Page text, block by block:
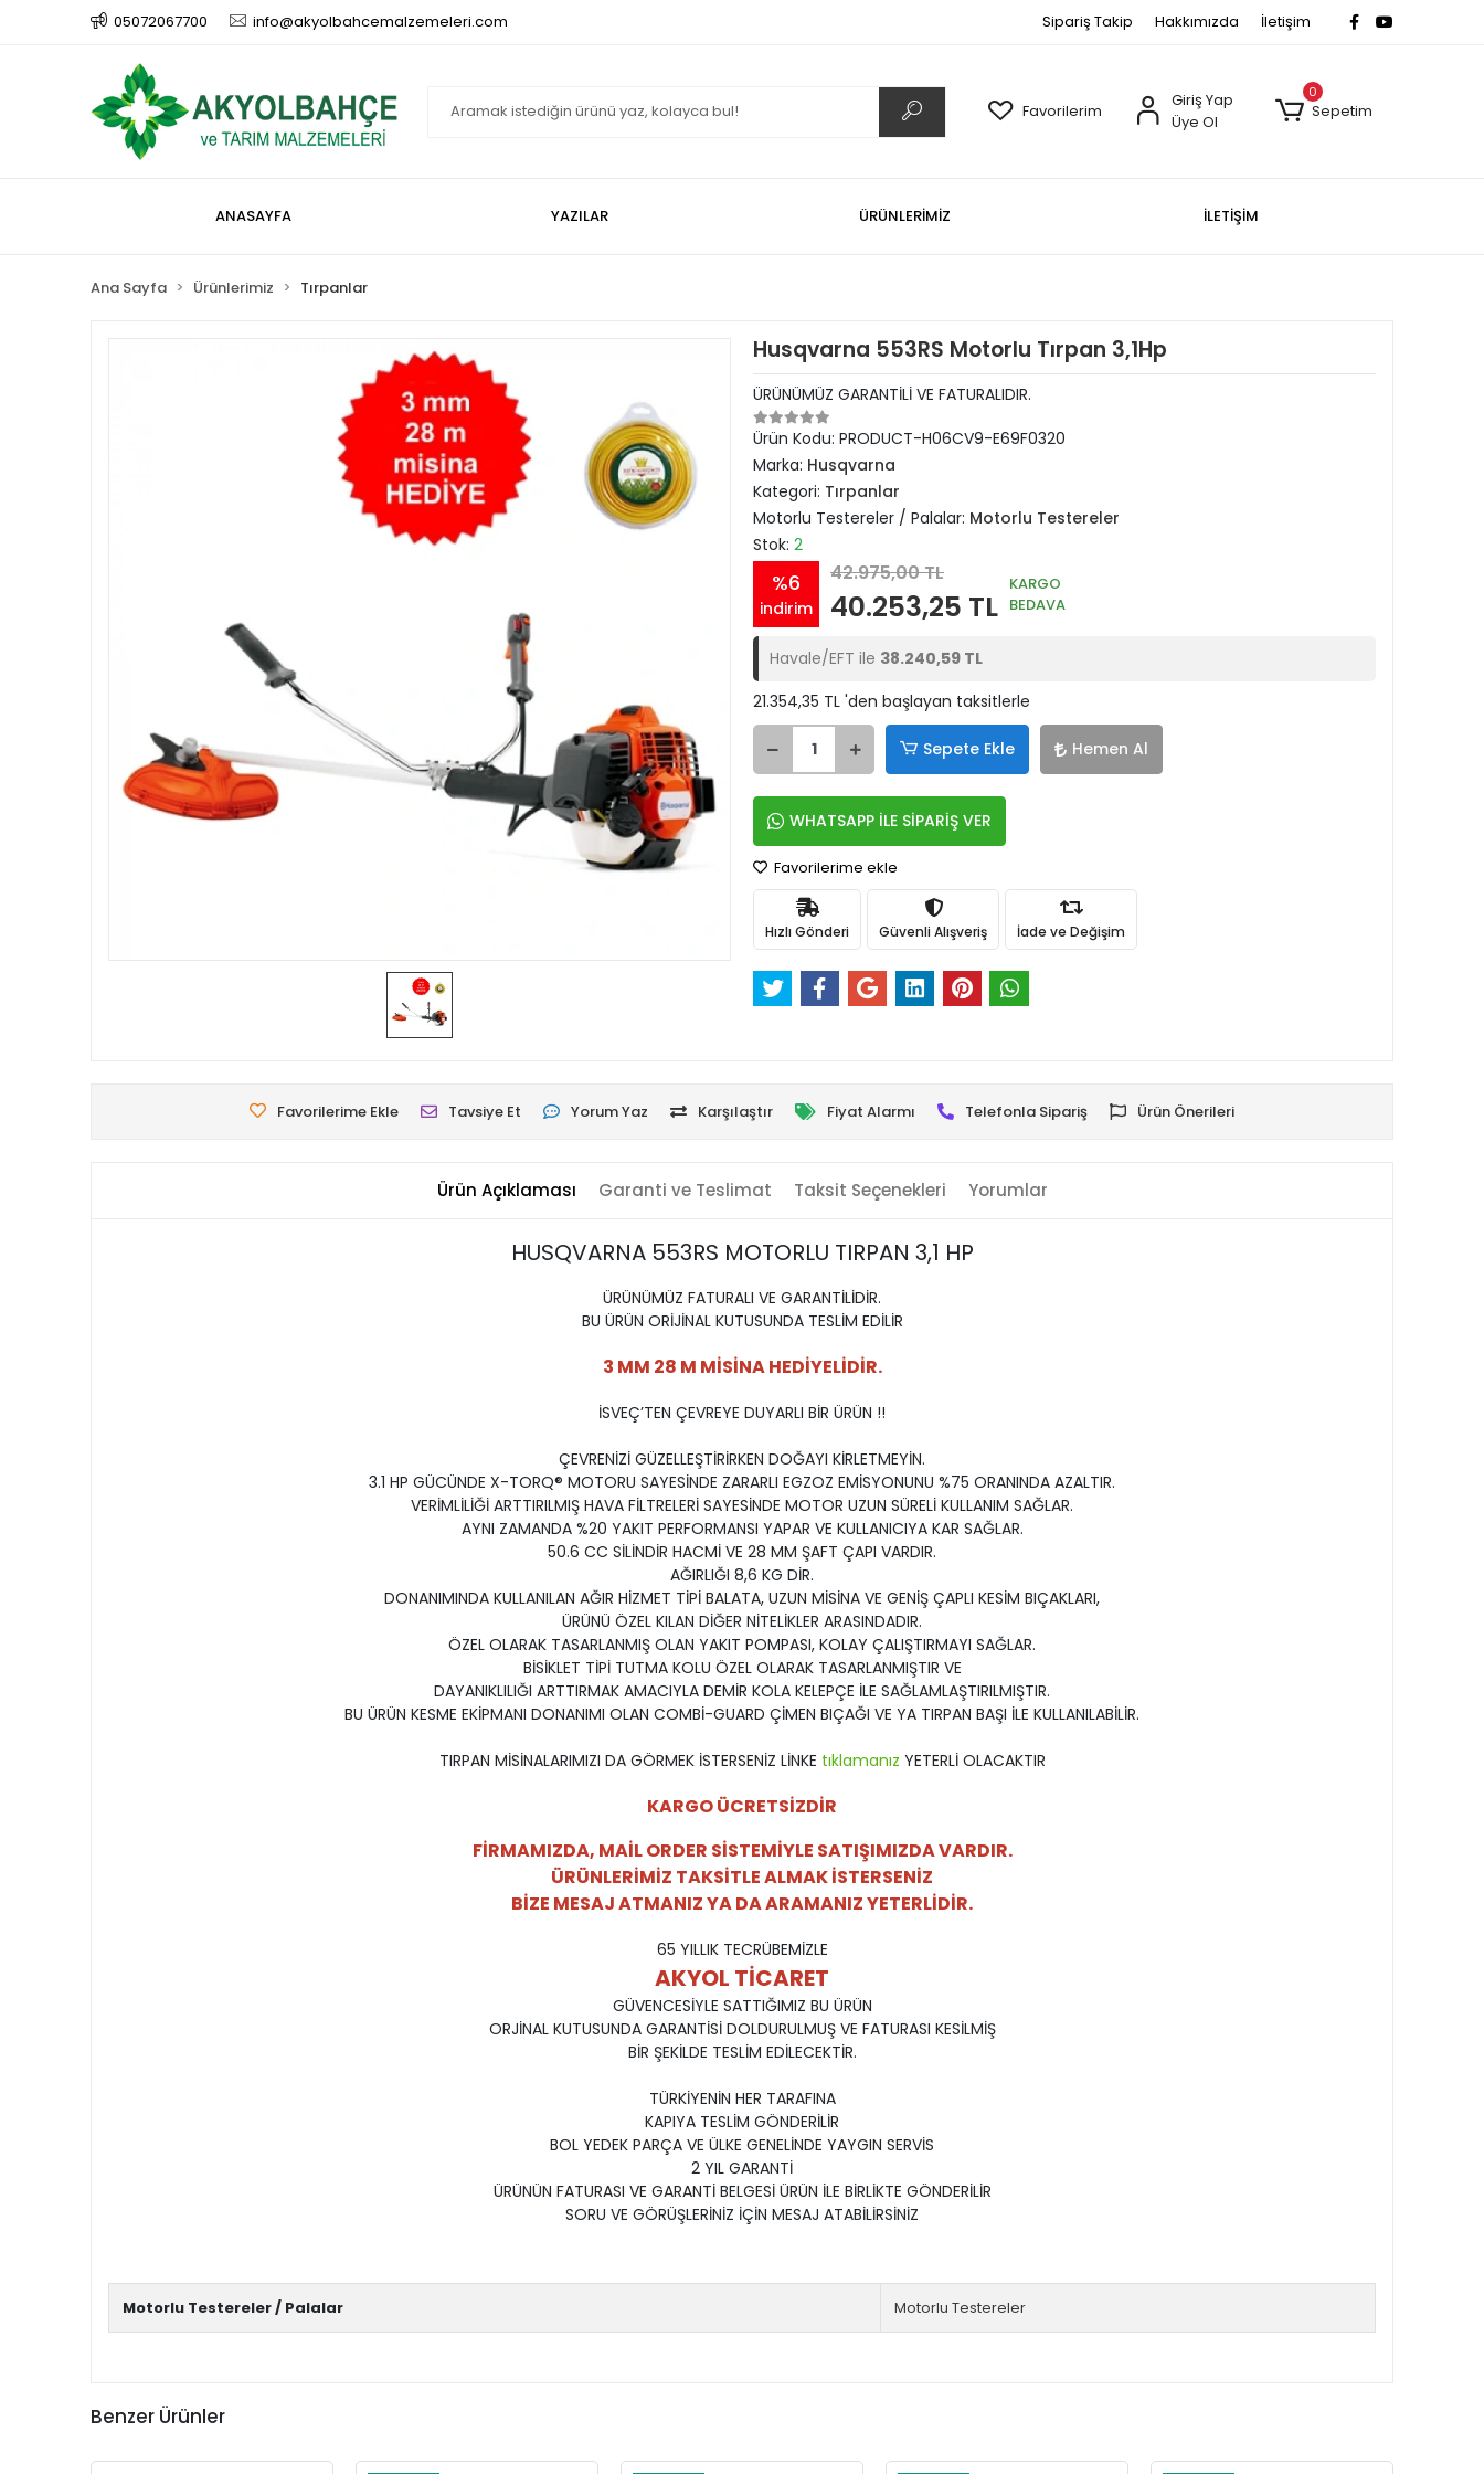
05072067700 info@akyolbahcemalzemeleri.com Sipariş Takip Hakkımızda İletişim
Favorilerim
Giriş Yap
Üye Ol
0
Sepetim
ANASAYFA YAZILAR ÜRÜNLERİMİZ İLETİŞİM
Ana Sayfa Ürünlerimiz Tırpanlar
Husqvarna 553RS Motorlu Tırpan 3,1Hp
ÜRÜNÜMÜZ GARANTİLİ VE FATURALIDIR.
Ürün Kodu: PRODUCT-H06CV9-E69F0320
Marka: Husqvarna
Kategori: Tırpanlar
Motorlu Testereler / Palalar: Motorlu Testereler
Stok: 2
%6
indirim
42.975,00 TL
40.253,25 TL
KARGO
BEDAVA
Havale/EFT ile 38.240,59 TL
21.354,35 TL 'den başlayan taksitlerle
Sepete Ekle Hemen Al
WHATSAPP İLE SİPARİŞ VER
Favorilerime ekle
Hızlı Gönderi Güvenli Alışveriş İade ve Değişim
Favorilerime Ekle Tavsiye Et Yorum Yaz Karşılaştır Fiyat Alarmı Telefonla Sipariş Ürün Önerileri
Ürün Açıklaması Garanti ve Teslimat Taksit Seçenekleri Yorumlar
HUSQVARNA 553RS MOTORLU TIRPAN 3,1 HP
ÜRÜNÜMÜZ FATURALI VE GARANTİLİDİR.
BU ÜRÜN ORİJİNAL KUTUSUNDA TESLİM EDİLİR
3 MM 28 M MİSİNA HEDİYELİDİR.
İSVEÇ’TEN ÇEVREYE DUYARLI BİR ÜRÜN !!
ÇEVRENİZİ GÜZELLEŞTİRİRKEN DOĞAYI KİRLETMEYİN.
3.1 HP GÜCÜNDE X-TORQ® MOTORU SAYESİNDE ZARARLI EGZOZ EMİSYONUNU %75 ORANINDA AZALTIR.
VERİMLİLİĞİ ARTTIRILMIŞ HAVA FİLTRELERİ SAYESİNDE MOTOR UZUN SÜRELİ KULLANIM SAĞLAR.
AYNI ZAMANDA %20 YAKIT PERFORMANSI YAPAR VE KULLANICIYA KAR SAĞLAR.
50.6 CC SİLİNDİR HACMİ VE 28 MM ŞAFT ÇAPI VARDIR.
AĞIRLIĞI 8,6 KG DİR.
DONANIMINDA KULLANILAN AĞIR HİZMET TİPİ BALATA, UZUN MİSİNA VE GENİŞ ÇAPLI KESİM BIÇAKLARI,
ÜRÜNÜ ÖZEL KILAN DİĞER NİTELİKLER ARASINDADIR.
ÖZEL OLARAK TASARLANMIŞ OLAN YAKIT POMPASI, KOLAY ÇALIŞTIRMAYI SAĞLAR.
BİSİKLET TİPİ TUTMA KOLU ÖZEL OLARAK TASARLANMIŞTIR VE
DAYANIKLILIĞI ARTTIRMAK AMACIYLA DEMİR KOLA KELEPÇE İLE SAĞLAMLAŞTIRILMIŞTIR.
BU ÜRÜN KESME EKİPMANI DONANIMI OLAN COMBİ-GUARD ÇİMEN BIÇAĞI VE YA TIRPAN BAŞI İLE KULLANILABİLİR.
TIRPAN MİSİNALARIMIZI DA GÖRMEK İSTERSENİZ LİNKE tıklamanız YETERLİ OLACAKTIR
KARGO ÜCRETSİZDİR
FİRMAMIZDA, MAİL ORDER SİSTEMİYLE SATIŞIMIZDA VARDIR.
ÜRÜNLERİMİZ TAKSİTLE ALMAK İSTERSENİZ
BİZE MESAJ ATMANIZ YA DA ARAMANIZ YETERLİDİR.
65 YILLIK TECRÜBEMİZLE
AKYOL TİCARET
GÜVENCESİYLE SATTIĞIMIZ BU ÜRÜN
ORJİNAL KUTUSUNDA GARANTİSİ DOLDURULMUŞ VE FATURASI KESİLMİŞ
BİR ŞEKİLDE TESLİM EDİLECEKTİR.
TÜRKİYENİN HER TARAFINA
KAPIYA TESLİM GÖNDERİLİR
BOL YEDEK PARÇA VE ÜLKE GENELİNDE YAYGIN SERVİS
2 YIL GARANTİ
ÜRÜNÜN FATURASI VE GARANTİ BELGESİ ÜRÜN İLE BİRLİKTE GÖNDERİLİR
SORU VE GÖRÜŞLERİNİZ İÇİN MESAJ ATABİLİRSİNİZ
Motorlu Testereler / Palalar Motorlu Testereler
Benzer Ürünler